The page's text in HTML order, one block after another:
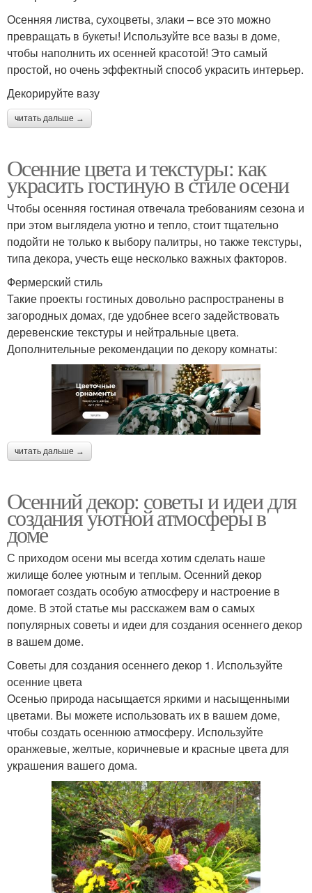
Осенняя листва, сухоцветы, злаки – все это можно
превращать в букеты! Используйте все вазы в доме,
чтобы наполнить их осенней красотой! Это самый
простой, но очень эффектный способ украсить интерьер.
Декорируйте вазу
читать дальше →
Осенние цвета и текстуры: как
украсить гостиную в стиле осени
Чтобы осенняя гостиная отвечала требованиям сезона и
при этом выглядела уютно и тепло, стоит тщательно
подойти не только к выбору палитры, но также текстуры,
типа декора, учесть еще несколько важных факторов.
Фермерский стиль
Такие проекты гостиных довольно распространены в
загородных домах, где удобнее всего задействовать
деревенские текстуры и нейтральные цвета.
Дополнительные рекомендации по декору комнаты:
читать дальше →
Осенний декор: советы и идеи для
создания уютной атмосферы в
доме
С приходом осени мы всегда хотим сделать наше
жилище более уютным и теплым. Осенний декор
помогает создать особую атмосферу и настроение в
доме. В этой статье мы расскажем вам о самых
популярных советы и идеи для создания осеннего декор
в вашем доме.
Советы для создания осеннего декор 1. Используйте
осенние цвета
Осенью природа насыщается яркими и насыщенными
цветами. Вы можете использовать их в вашем доме,
чтобы создать осеннюю атмосферу. Используйте
оранжевые, желтые, коричневые и красные цвета для
украшения вашего дома.